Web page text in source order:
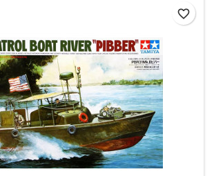
favorite_border